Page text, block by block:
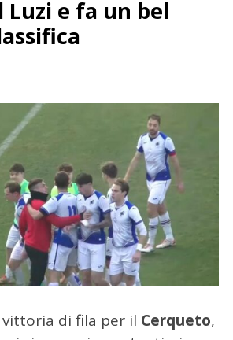
Luzi e fa un bel
vittoria di fila per il Cerqueto,